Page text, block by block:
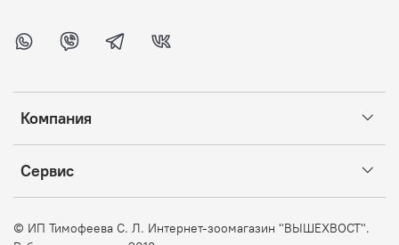
Компания
Сервис
© ИП Тимофеева С. Л. Интернет-зоомагазин "ВЫШЕХВОСТ".